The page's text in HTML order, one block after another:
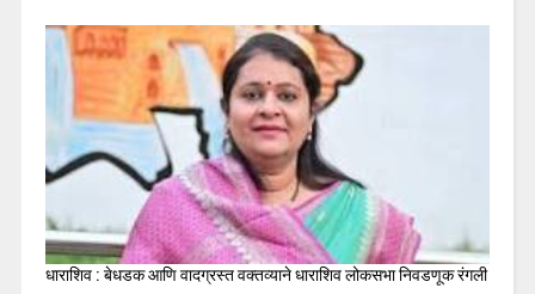
धाराशिव : बेधडक आणि वादग्रस्त वक्तव्याने धाराशिव लोकसभा निवडणूक रंगली